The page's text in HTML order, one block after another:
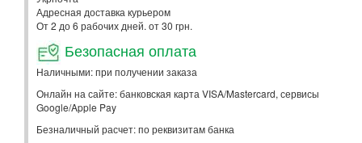
Адресная доставка курьером
От 2 до 6 рабочих дней. от 30 грн.
Безопасная оплата
Наличными: при получении заказа
Онлайн на сайте: банковская карта VISA/Mastercard, сервисы
Google/Apple Pay
Безналичный расчет: по реквизитам банка